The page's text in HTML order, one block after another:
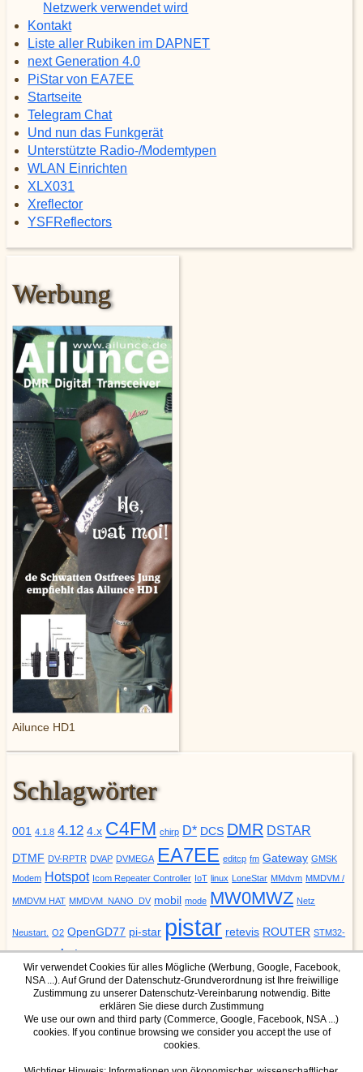
Netzwerk verwendet wird
Kontakt
Liste aller Rubiken im DAPNET
next Generation 4.0
PiStar von EA7EE
Startseite
Telegram Chat
Und nun das Funkgerät
Unterstützte Radio-/Modemtypen
WLAN Einrichten
XLX031
Xreflector
YSFReflectors
Werbung
Ailunce HD1
Schlagwörter
001 4.1.8 4.12 4.x C4FM chirp D* DCS DMR DSTAR
DTMF DV-RPTR DVAP DVMEGA EA7EE editcp fm Gateway GMSK
Modem Hotspot Icom Repeater Controller IoT linux LoneStar MMdvm MMDVM /
MMDVM HAT MMDVM_NANO_DV mobil mode MW0MWZ Netz
Neustart. O2 OpenGD77 pi-star pistar retevis ROUTER STM32-
update YSF
DMR Mode
IPSC2 Dashboard für Hotspot
YSF Mode
Wir verwendet Cookies für alles Mögliche (Werbung, Google, Facebook,
NSA ...). Auf Grund der Datenschutz-Grundverordnung ist Ihre freiwillige
Zustimmung zu unserer Datenschutz-Vereinbarung notwendig. Bitte
erklären Sie diese durch Zustimmung
We use our own and third party (Commerce, Google, Facebook, NSA ...)
cookies. If you continue browsing we consider you accept the use of
cookies.